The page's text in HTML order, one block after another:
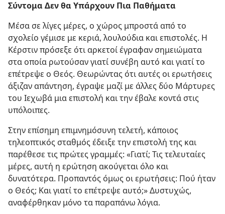
Σύντομα Δεν θα Υπάρχουν Πια Παθήματα
Μέσα σε λίγες μέρες, ο χώρος μπροστά από το
σχολείο γέμισε με κεριά, λουλούδια και επιστολές. Η
Κέρστιν πρόσεξε ότι αρκετοί έγραφαν σημειώματα
στα οποία ρωτούσαν γιατί συνέβη αυτό και γιατί το
επέτρεψε ο Θεός. Θεωρώντας ότι αυτές οι ερωτήσεις
άξιζαν απάντηση, έγραψε μαζί με άλλες δύο Μάρτυρες
του Ιεχωβά μια επιστολή και την έβαλε κοντά στις
υπόλοιπες.
Στην επίσημη επιμνημόσυνη τελετή, κάποιος
τηλεοπτικός σταθμός έδειξε την επιστολή της και
παρέθεσε τις πρώτες γραμμές: «Γιατί; Τις τελευταίες
μέρες, αυτή η ερώτηση ακούγεται όλο και
δυνατότερα. Προπαντός όμως οι ερωτήσεις: Πού ήταν
ο Θεός; Και γιατί το επέτρεψε αυτό;» Δυστυχώς,
αναφέρθηκαν μόνο τα παραπάνω λόγια.